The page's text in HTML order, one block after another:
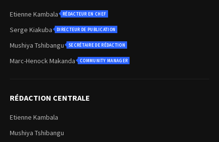
Etienne Kambala RÉDACTEUR EN CHEF
Serge Kiakuba DIRECTEUR DE PUBLICATION
Mushiya Tshibangu SECRÉTAIRE DE RÉDACTION
Marc-Henock Makanda COMMUNITY MANAGER
RÉDACTION CENTRALE
Etienne Kambala
Mushiya Tshibangu